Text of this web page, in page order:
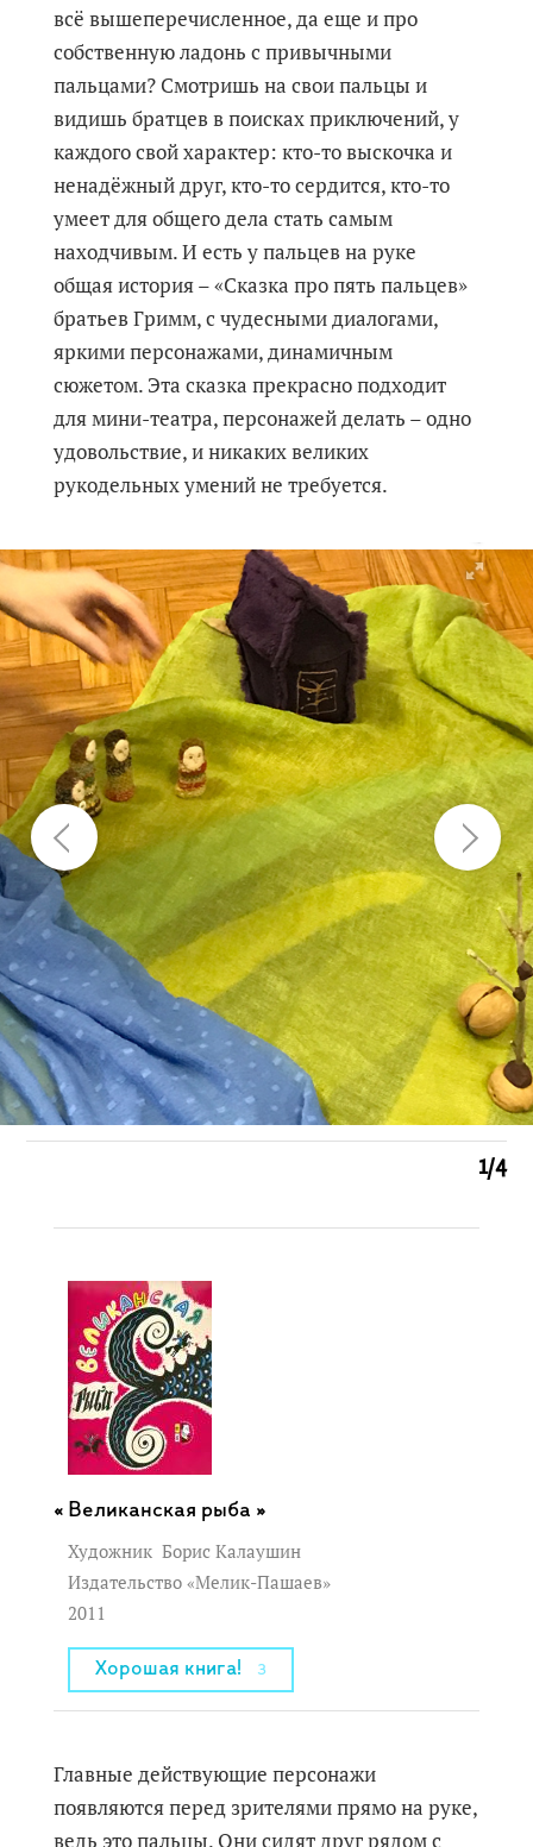
всё вышеперечисленное, да еще и про
собственную ладонь с привычными
пальцами? Смотришь на свои пальцы и
видишь братцев в поисках приключений, у
каждого свой характер: кто-то выскочка и
ненадёжный друг, кто-то сердится, кто-то
умеет для общего дела стать самым
находчивым. И есть у пальцев на руке
общая история – «Сказка про пять пальцев»
братьев Гримм, с чудесными диалогами,
яркими персонажами, динамичным
сюжетом. Эта сказка прекрасно подходит
для мини-театра, персонажей делать – одно
удовольствие, и никаких великих
рукодельных умений не требуется.
1/4
Великанская рыба »
Художник Борис Калаушин
Издательство «Мелик-Пашаев»
2011
Хорошая книга! 3
Главные действующие персонажи
появляются перед зрителями прямо на руке,
ведь это пальцы. Они сидят друг рядом с